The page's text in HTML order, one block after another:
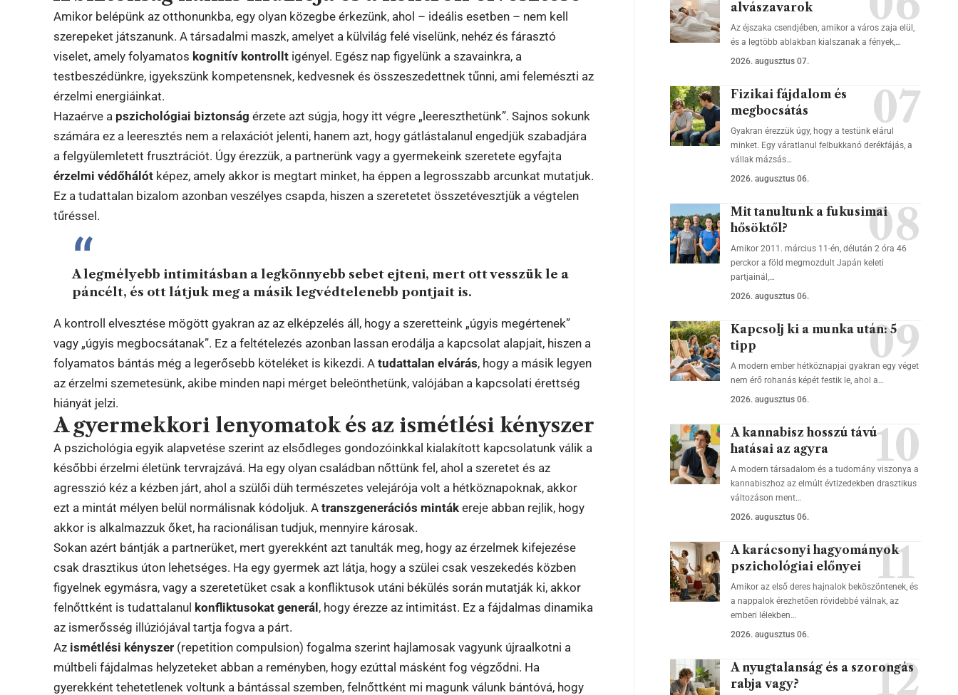
Amikor belépünk az otthonunkba, egy olyan közegbe érkezünk, ahol – ideális esetben – nem kell
szerepeket játszanunk. A társadalmi maszk, amelyet a külvilág felé viselünk, nehéz és fárasztó
viselet, amely folyamatos kognitív kontrollt igényel. Egész nap figyelünk a szavainkra, a
testbeszédünkre, igyekszünk kompetensnek, kedvesnek és összeszedettnek tűnni, ami felemészti az
érzelmi energiáinkat.
Hazaérve a pszichológiai biztonság érzete azt súgja, hogy itt végre „leereszthetünk”. Sajnos sokunk
számára ez a leeresztés nem a relaxációt jelenti, hanem azt, hogy gátlástalanul engedjük szabadjára
a felgyülemletett frusztrációt. Úgy érezzük, a partnerünk vagy a gyermekeink szeretete egyfajta
érzelmi védőhálót képez, amely akkor is megtart minket, ha éppen a legrosszabb arcunkat mutatjuk.
Ez a tudattalan bizalom azonban veszélyes csapda, hiszen a szeretetet összetévesztjük a végtelen
tűréssel.
A legmélyebb intimitásban a legkönnyebb sebet ejteni, mert ott vesszük le a
páncélt, és ott látjuk meg a másik legvédtelenebb pontjait is.
A kontroll elvesztése mögött gyakran az az elképzelés áll, hogy a szeretteink „úgyis megértenek”
vagy „úgyis megbocsátanak”. Ez a feltételezés azonban lassan erodálja a kapcsolat alapjait, hiszen a
folyamatos bántás még a legerősebb köteléket is kikezdi. Atudattalan elvárás, hogy a másik legyen
az érzelmi szemetesünk, akibe minden napi mérget beleönthetünk, valójában a kapcsolati érettség
hiányát jelzi.
A gyermekkori lenyomatok és az ismétlési kényszer
A pszichológia egyik alapvetése szerint az elsődleges gondozóinkkal kialakított kapcsolatunk válik a
későbbi érzelmi életünk tervrajzává. Ha egy olyan családban nőttünk fel, ahol a szeretet és az
agresszió kéz a kézben járt, ahol a szülői düh természetes velejárója volt a hétköznapoknak, akkor
ezt a mintát mélyen belül normálisnak kódoljuk. Atranszgenerációs minták ereje abban rejlik, hogy
akkor is alkalmazzuk őket, ha racionálisan tudjuk, mennyire károsak.
Sokan azért bántják a partnerüket, mert gyerekként azt tanulták meg, hogy az érzelmek kifejezése
csak drasztikus úton lehetséges. Ha egy gyermek azt látja, hogy a szülei csak veszekedés közben
figyelnek egymásra, vagy a szeretetüket csak a konfliktusok utáni békülés során mutatják ki, akkor
felnőttként is tudattalanul konfliktusokat generál , hogy érezze az intimitást. Ez a fájdalmas dinamika
az ismerősség illúziójával tartja fogva a párt.
Az ismétlési kényszer (repetition compulsion) fogalma szerint hajlamosak vagyunk újraalkotni a
múltbeli fájdalmas helyzeteket abban a reményben, hogy ezúttal másként fog végződni. Ha
gyerekként tehetetlenek voltunk a bántással szemben, felnőttként mi magunk válunk bántóvá, hogy
alvászavarok
Az éjszaka csendjében, amikor a város zaja elül,
és a legtöbb ablakban kialszanak a fények,…
2026. augusztus 07.
Fizikai fájdalom és
megbocsátás
Gyakran érezzük úgy, hogy a testünk elárul
minket. Egy váratlanul felbukkanó derékfájás, a
vállak mázsás…
2026. augusztus 06.
Mit tanultunk a fukusimai
hősöktől?
Amikor 2011. március 11-én, délután 2 óra 46
perckor a föld megmozdult Japán keleti
partjainál,…
2026. augusztus 06.
Kapcsolj ki a munka után: 5
tipp
A modern ember hétköznapjai gyakran egy véget
nem érő rohanás képét festik le, ahol a…
2026. augusztus 06.
A kannabisz hosszú távú
hatásai az agyra
A modern társadalom és a tudomány viszonya a
kannabiszhoz az elmúlt évtizedekben drasztikus
változáson ment…
2026. augusztus 06.
A karácsonyi hagyományok
pszichológiai előnyei
Amikor az első deres hajnalok beköszöntenek, és
a nappalok érezhetően rövidebbé válnak, az
emberi lélekben…
2026. augusztus 06.
A nyugtalanság és a szorongás
rabja vagy?